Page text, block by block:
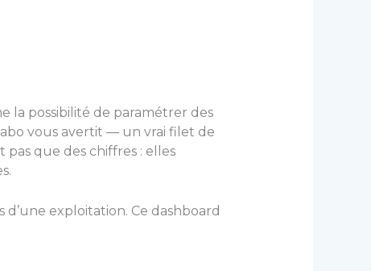
la possibilité de paramétrer des
vous avertit — un vrai filet de
que des chiffres : elles
exploitation. Ce dashboard